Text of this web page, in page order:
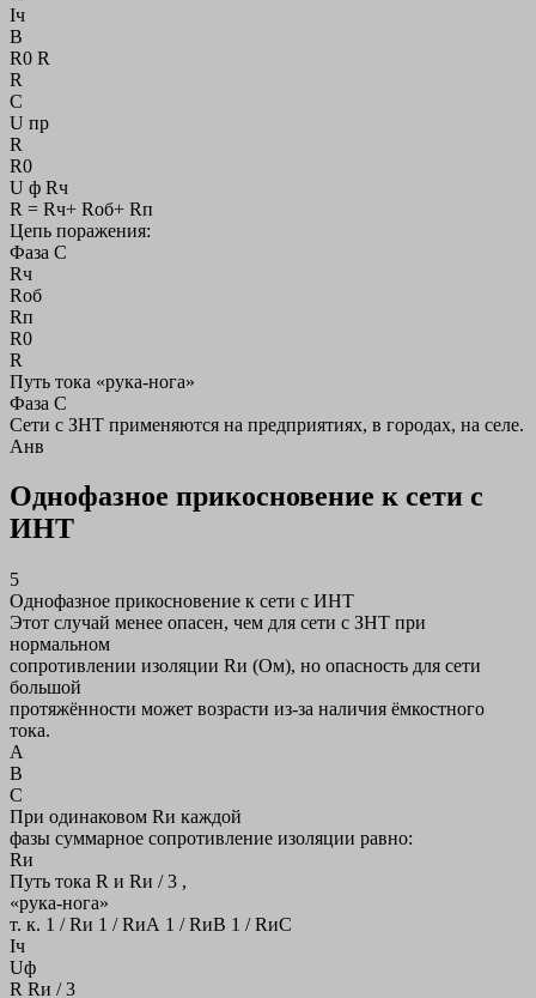
Iч
В
R0 R
R
С
U пр
R
R0
U ф Rч
R = Rч+ Rоб+ Rп
Цепь поражения:
Фаза С
Rч
Rоб
Rп
R0
R
Путь тока «рука-нога»
Фаза С
Сети с ЗНТ применяются на предприятиях, в городах, на селе.
Анв
Однофазное прикосновение к сети с
ИНТ
5
Однофазное прикосновение к сети с ИНТ
Этот случай менее опасен, чем для сети с ЗНТ при
нормальном
сопротивлении изоляции Rи (Ом), но опасность для сети
большой
протяжённости может возрасти из-за наличия ёмкостного
тока.
А
В
С
При одинаковом Rи каждой
фазы суммарное сопротивление изоляции равно:
Rи
Путь тока R и Rи / 3 ,
«рука-нога»
т. к. 1 / Rи 1 / RиА 1 / RиВ 1 / RиС
Iч
Uф
R Rи / 3